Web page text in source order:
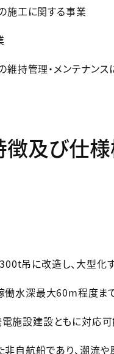
施工に関する事業
持管理・メンテナンス
及び仕
吊に改造し、大型化
働水深最大60m程度ま
施設建設ともに対応
非自航船であり、潮流